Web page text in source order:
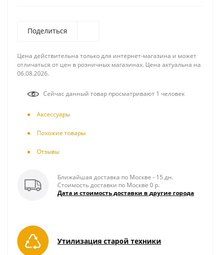
Поделиться
Цена действительна только для интернет-магазина и может
отличаться от цен в розничных магазинах. Цена актуальна на
06.08.2026.
Сейчас данный товар просматривают 1 человек
Аксесcуары
Похожие товары
Отзывы
Ближайшая доставка по Москве - 15 дн.
Стоимость доставки по Москве 0 р.
Дата и стоимость доставки в другие города
Утилизация старой техники